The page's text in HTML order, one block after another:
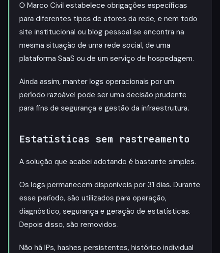
O Marco Civil estabelece obrigações específicas
para diferentes tipos de atores da rede, e nem todo
site institucional ou blog pessoal se encontra na
mesma situação de uma rede social, de uma
plataforma SaaS ou de um serviço de hospedagem.
Ainda assim, manter logs operacionais por um
período razoável pode ser uma decisão prudente
para fins de segurança e gestão da infraestrutura.
Estatísticas sem rastreamento
A solução que acabei adotando é bastante simples.
Os logs permanecem disponíveis por 31 dias. Durante
esse período, são utilizados para operação,
diagnóstico, segurança e geração de estatísticas.
Depois disso, são removidos.
Não há IPs, hashes persistentes, histórico individual